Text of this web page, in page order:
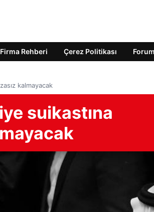
Firma Rehberi Çerez Politikası Forum
kalmayacak
suikastına